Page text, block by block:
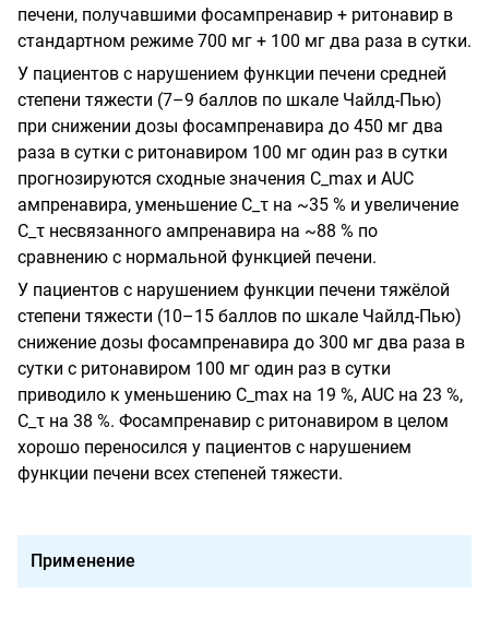
печени, получавшими фосампренавир + ритонавир в
стандартном режиме 700 мг + 100 мг два раза в сутки.
У пациентов с нарушением функции печени средней
степени тяжести (7–9 баллов по шкале Чайлд-Пью)
при снижении дозы фосампренавира до 450 мг два
раза в сутки с ритонавиром 100 мг один раз в сутки
прогнозируются сходные значения C_max и AUC
ампренавира, уменьшение C_τ на ~35 % и увеличение
C_τ несвязанного ампренавира на ~88 % по
сравнению с нормальной функцией печени.
У пациентов с нарушением функции печени тяжёлой
степени тяжести (10–15 баллов по шкале Чайлд-Пью)
снижение дозы фосампренавира до 300 мг два раза в
сутки с ритонавиром 100 мг один раз в сутки
приводило к уменьшению C_max на 19 %, AUC на 23 %,
C_τ на 38 %. Фосампренавир с ритонавиром в целом
хорошо переносился у пациентов с нарушением
функции печени всех степеней тяжести.
Применение